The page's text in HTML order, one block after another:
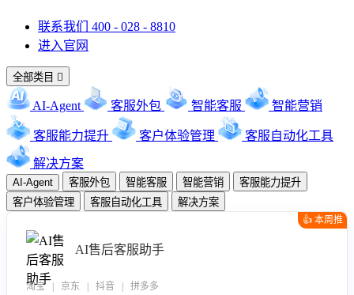
联系我们 400 - 028 - 8810
进入官网
全部类目 
AI-Agent 客服外包 智能客服 智能营销
客服能力提升 客户体验管理 客服自动化工具
解决方案
AI-Agent 客服外包 智能客服 智能营销
客服能力提升
客户体验管理
客服自动化工具 解决方案
👍 本周推
AI售后客服助手
淘宝 | 京东 | 抖音 | 拼多多